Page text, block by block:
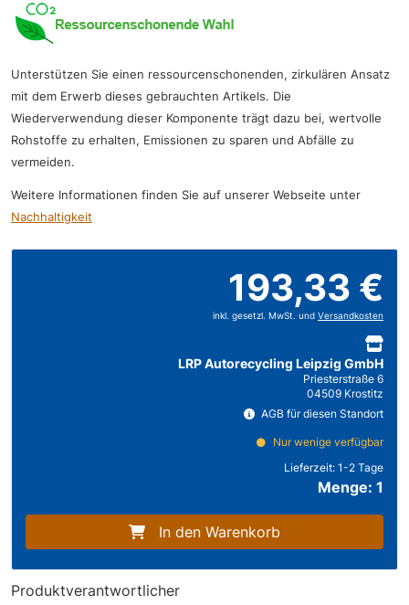
Unterstützen Sie einen ressourcenschonenden, zirkulären Ansatz
mit dem Erwerb dieses gebrauchten Artikels. Die
Wiederverwendung dieser Komponente trägt dazu bei, wertvolle
Rohstoffe zu erhalten, Emissionen zu sparen und Abfälle zu
vermeiden.
Weitere Informationen finden Sie auf unserer Webseite unter
Nachhaltigkeit
193,33 €
inkl. gesetzl. MwSt. und Versandkosten
LRP Autorecycling Leipzig GmbH
Priesterstraße 6
04509 Krostitz
AGB für diesen Standort
Nur wenige verfügbar
Lieferzeit: 1-2 Tage
Menge: 1
In den Warenkorb
Produktverantwortlicher